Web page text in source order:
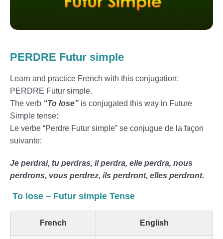
PERDRE Futur simple
Learn and practice French with this conjugation:
PERDRE Futur simple.
The verb “To lose” is conjugated this way in Future
Simple tense:
Le verbe “Perdre Futur simple” se conjugue de la façon
suivante:
Je perdrai, tu perdras, il perdra, elle perdra, nous
perdrons, vous perdrez, ils perdront, elles perdront.
To lose – Futur simple Tense
French English